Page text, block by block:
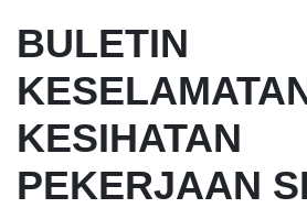
BULETIN
KESIHATAN
PEKERJAAN